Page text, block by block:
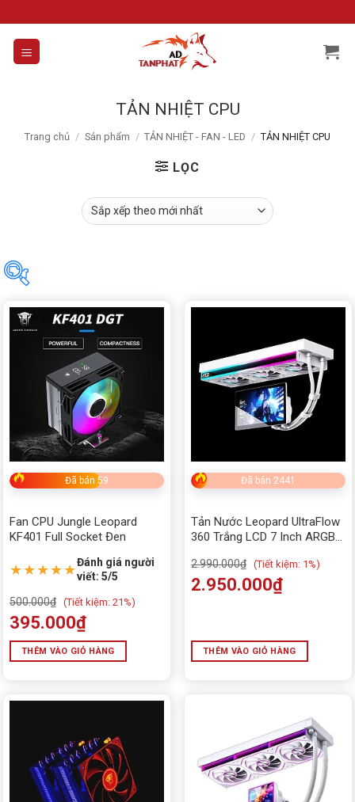
to
content
TẢN NHIỆT CPU
Trang chủ / Sản phẩm / TẢN NHIỆT - FAN - LED / TẢN NHIỆT CPU
LỌC
Tìm theo giá
—8,990,000₫
Danh mục sản phẩm
Fan Led rgb Hub
Đã bán 59
Fan CPU Jungle Leopard
KF401 Full Socket Đen
★★★★★Đánh giá người
viết: 5/5
500.000₫ (Tiết kiệm: 21%)
395.000₫
THÊM VÀO GIỎ HÀNG
Đã bán 2441
Tản Nước Leopard UltraFlow
360 Trắng LCD 7 Inch ARGB
2.990.000₫ (Tiết kiệm: 1%)
2.950.000₫
THÊM VÀO GIỎ HÀNG